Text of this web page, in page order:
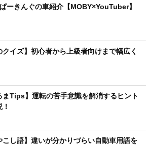
ーきんぐの車紹介【MOBY×YouTuber】
クイズ】初心者から上級者向けまで幅広く
まTips】運転の苦手意識を解消するヒント
こし語】違いが分かりづらい自動車用語を